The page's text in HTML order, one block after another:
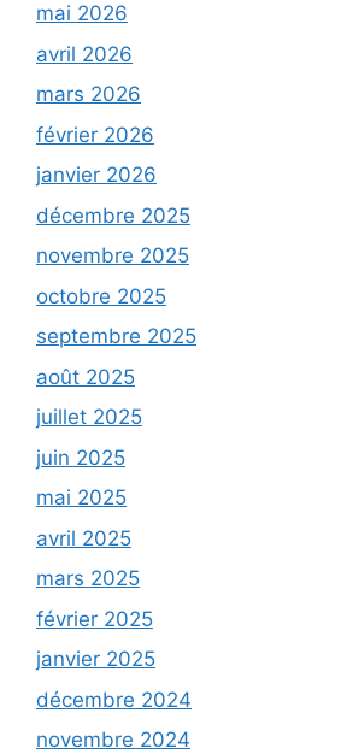
mai 2026
avril 2026
mars 2026
février 2026
janvier 2026
décembre 2025
novembre 2025
octobre 2025
septembre 2025
août 2025
juillet 2025
juin 2025
mai 2025
avril 2025
mars 2025
février 2025
janvier 2025
décembre 2024
novembre 2024